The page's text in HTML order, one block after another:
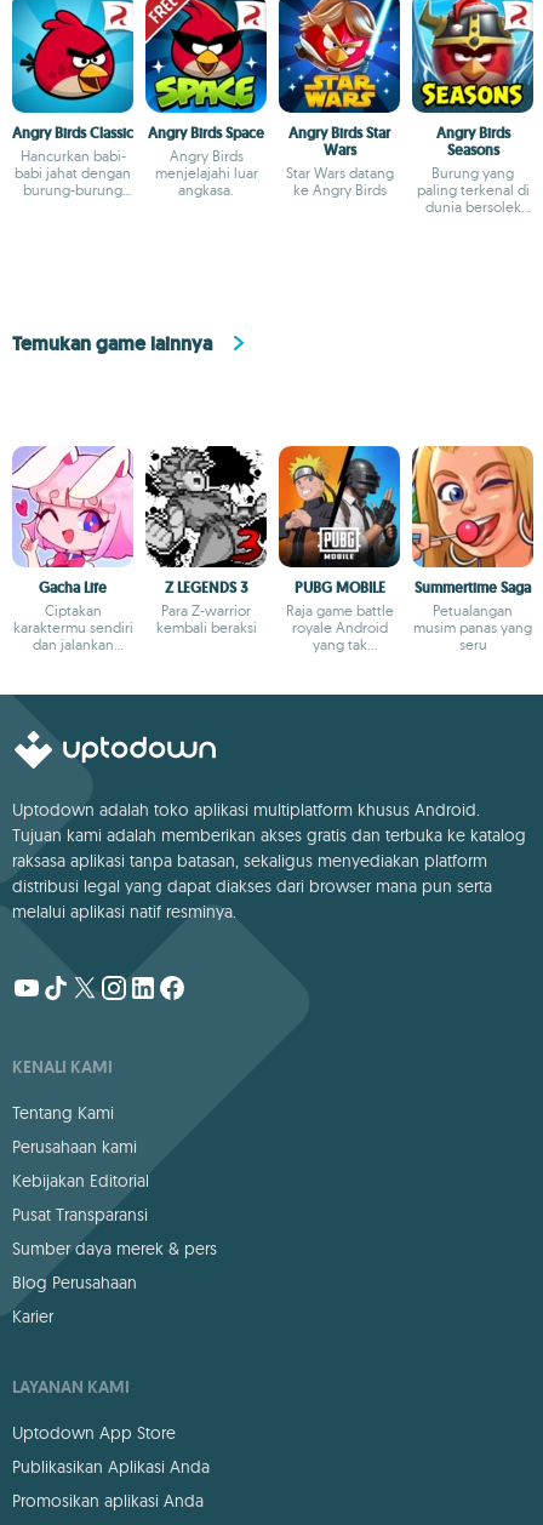
Angry Birds Classic
Hancurkan babi-
babi jahat dengan
burung-burung
Angry Birds Space
Angry Birds
menjelajahi luar
angkasa.
Angry Birds Star
Wars
Star Wars datang
ke Angry Birds
Angry Birds
Seasons
Burung yang
paling terkenal di
dunia bersolek
Temukan game lainnya
Gacha Life
Ciptakan
karaktermu sendiri
dan jalankan
Z LEGENDS 3
Para Z-warrior
kembali beraksi
PUBG MOBILE
Raja game battle
royale Android
yang tak
Summertime Saga
Petualangan
musim panas yang
seru
Uptodown adalah toko aplikasi multiplatform khusus Android.
Tujuan kami adalah memberikan akses gratis dan terbuka ke katalog
raksasa aplikasi tanpa batasan, sekaligus menyediakan platform
distribusi legal yang dapat diakses dari browser mana pun serta
melalui aplikasi natif resminya.
KENALI KAMI
Tentang Kami
Perusahaan kami
Kebijakan Editorial
Pusat Transparansi
Sumber daya merek & pers
Blog Perusahaan
Karier
LAYANAN KAMI
Uptodown App Store
Publikasikan Aplikasi Anda
Promosikan aplikasi Anda